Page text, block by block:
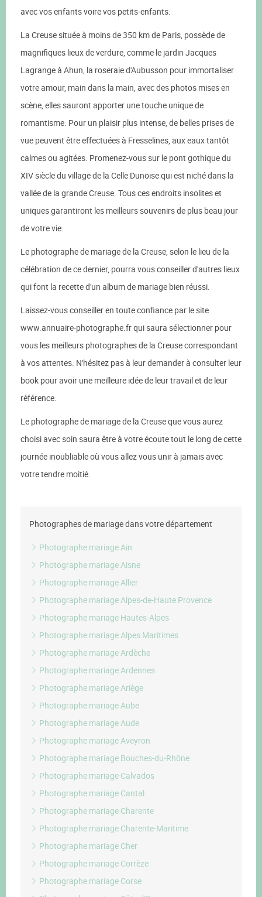
avec vos enfants voire vos petits-enfants.
La Creuse située à moins de 350 km de Paris, possède de
magnifiques lieux de verdure, comme le jardin Jacques
Lagrange à Ahun, la roseraie d'Aubusson pour immortaliser
votre amour, main dans la main, avec des photos mises en
scène, elles sauront apporter une touche unique de
romantisme. Pour un plaisir plus intense, de belles prises de
vue peuvent être effectuées à Fresselines, aux eaux tantôt
calmes ou agitées. Promenez-vous sur le pont gothique du
XIV siècle du village de la Celle Dunoise qui est niché dans la
vallée de la grande Creuse. Tous ces endroits insolites et
uniques garantiront les meilleurs souvenirs de plus beau jour
de votre vie.
Le photographe de mariage de la Creuse, selon le lieu de la
célébration de ce dernier, pourra vous conseiller d'autres lieux
qui font la recette d'un album de mariage bien réussi.
Laissez-vous conseiller en toute confiance par le site
www.annuaire-photographe.fr qui saura sélectionner pour
vous les meilleurs photographes de la Creuse correspondant
à vos attentes. N'hésitez pas à leur demander à consulter leur
book pour avoir une meilleure idée de leur travail et de leur
référence.
Le photographe de mariage de la Creuse que vous aurez
choisi avec soin saura être à votre écoute tout le long de cette
journée inoubliable où vous allez vous unir à jamais avec
votre tendre moitié.
Photographes de mariage dans votre département
Photographe mariage Ain
Photographe mariage Aisne
Photographe mariage Allier
Photographe mariage Alpes-de-Haute Provence
Photographe mariage Hautes-Alpes
Photographe mariage Alpes Maritimes
Photographe mariage Ardèche
Photographe mariage Ardennes
Photographe mariage Ariège
Photographe mariage Aube
Photographe mariage Aude
Photographe mariage Aveyron
Photographe mariage Bouches-du-Rhône
Photographe mariage Calvados
Photographe mariage Cantal
Photographe mariage Charente
Photographe mariage Charente-Maritime
Photographe mariage Cher
Photographe mariage Corrèze
Photographe mariage Corse